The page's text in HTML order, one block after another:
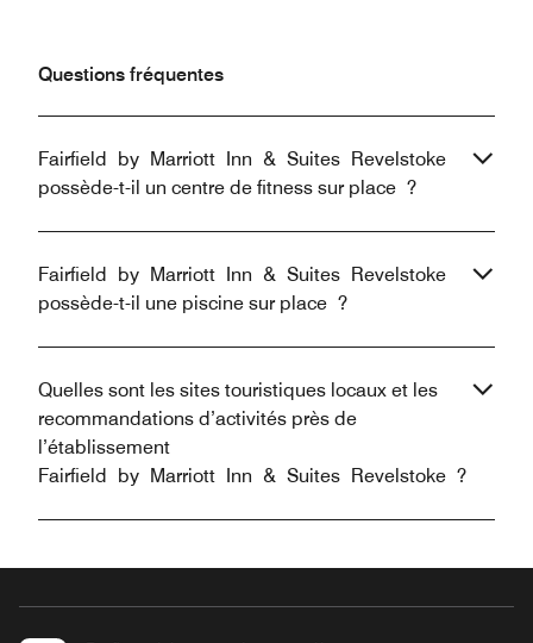
Questions fréquentes
Fairfield by Marriott Inn & Suites Revelstoke
possède-t-il un centre de fitness sur place ?
Fairfield by Marriott Inn & Suites Revelstoke
possède-t-il une piscine sur place ?
Quelles sont les sites touristiques locaux et les
recommandations d’activités près de
l’établissement
Fairfield by Marriott Inn & Suites Revelstoke ?